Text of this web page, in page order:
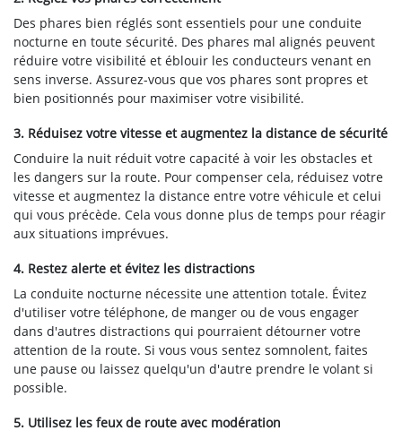
Des phares bien réglés sont essentiels pour une conduite
nocturne en toute sécurité. Des phares mal alignés peuvent
réduire votre visibilité et éblouir les conducteurs venant en
sens inverse. Assurez-vous que vos phares sont propres et
bien positionnés pour maximiser votre visibilité.
3. Réduisez votre vitesse et augmentez la distance de sécurité
Conduire la nuit réduit votre capacité à voir les obstacles et
les dangers sur la route. Pour compenser cela, réduisez votre
vitesse et augmentez la distance entre votre véhicule et celui
qui vous précède. Cela vous donne plus de temps pour réagir
aux situations imprévues.
4. Restez alerte et évitez les distractions
La conduite nocturne nécessite une attention totale. Évitez
d'utiliser votre téléphone, de manger ou de vous engager
dans d'autres distractions qui pourraient détourner votre
attention de la route. Si vous vous sentez somnolent, faites
une pause ou laissez quelqu'un d'autre prendre le volant si
possible.
5. Utilisez les feux de route avec modération